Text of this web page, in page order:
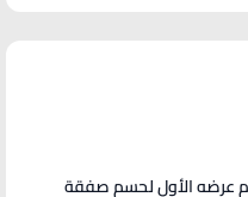
.. برشلونة يقدم عرضه الأول لحسم صفقة